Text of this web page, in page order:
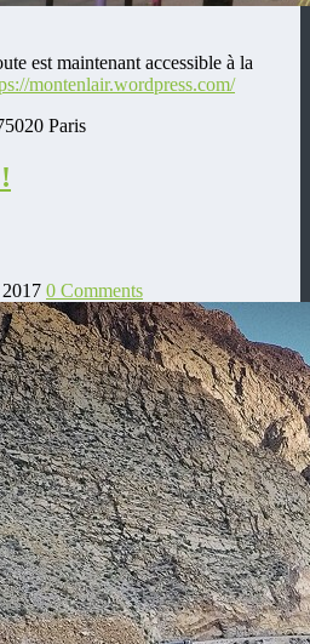
est maintenant accessible à la
montenlair.wordpress.com/
Paris
0 Comments